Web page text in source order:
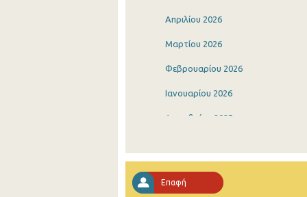
Απριλίου 2026
Μαρτίου 2026
Φεβρουαρίου 2026
Ιανουαρίου 2026
Δεκεμβρίου 2025
Σεπτεμβρίου 2025
Επαφή